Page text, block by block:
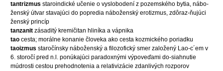
tantrizmus staroindické učenie o vyslobodení z pozemského bytia, nábo-
ženský útvar stavajúci do popredia náboženský erotizmus, zdôraz-ňujúci
ženský princíp
tanzanit zásaditý kremičitan hliníka a vápnika
tao cesta; morálne konanie človeka ako cesta kozmického poriadku
taoizmus staročínsky náboženský a filozofický smer založený Lao-c´em v
6. storočí pred n.l. ponúkajúci paradoxnými výpoveďami do-siahnutie
múdrosti cestou prehodnotenia a relativizácie zdanlivých rozporov